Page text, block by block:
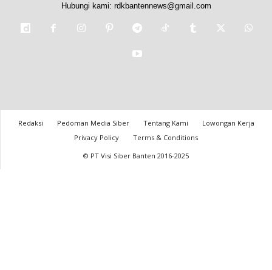
Hubungi kami: rdkbantennews@gmail.com
Redaksi Pedoman Media Siber Tentang Kami
Lowongan Kerja
Privacy Policy
Terms & Conditions
© PT Visi Siber Banten 2016-2025